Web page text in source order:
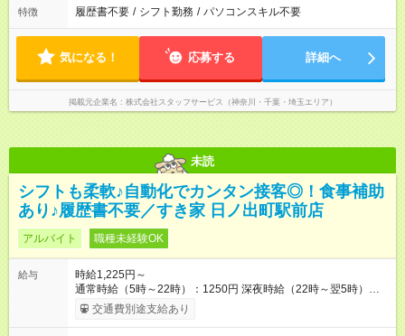
特徴 履歴書不要 / シフト勤務 / パソコンスキル不要
気になる！ 応募する 詳細へ
掲載元企業名 株式会社スタッフサービス（神奈川・千葉・埼玉エリア）
未読
シフトも柔軟♪自動化でカンタン接客◎！食事補助
あり♪履歴書不要／すき家 日ノ出町駅前店
アルバイト 職種未経験OK
給与
時給1,225円～
通常時給（5時～22時）：1250円 深夜時給（22時～翌5時）：
1600円 高校生時給：1225円 【特別手当】早朝手当（5：00-9：
00）時給+150円 【試用期間】試用期間あり 試用期間の長さ：1
交通費別途支給あり